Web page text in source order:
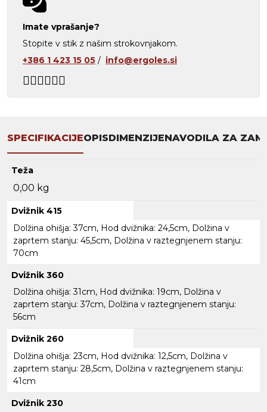
Imate vprašanje?
Stopite v stik z našim strokovnjakom.
+386 1 423 15 05 / info@ergoles.si
SPECIFIKACIJEOPISDIMENZIJENAVODILA ZA
Teža
0,00 kg
Dvižnik 415
Dolžina ohišja: 37cm, Hod dvižnika: 24,5cm, Dolžina v
zaprtem stanju: 45,5cm, Dolžina v raztegnjenem stanju:
70cm
Dvižnik 360
Dolžina ohišja: 31cm, Hod dvižnika: 19cm, Dolžina v
zaprtem stanju: 37cm, Dolžina v raztegnjenem stanju:
56cm
Dvižnik 260
Dolžina ohišja: 23cm, Hod dvižnika: 12,5cm, Dolžina v
zaprtem stanju: 28,5cm, Dolžina v raztegnjenem stanju:
41cm
Dvižnik 230